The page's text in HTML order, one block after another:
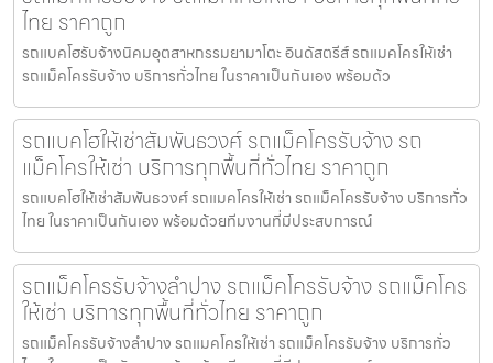
ไทย ราคาถูก
รถแบคโฮรับจ้างนิคมอุตสาหกรรมยามาโตะ อินดัสตรีส์ รถแมคโครให้เช่า
รถแม็คโครรับจ้าง บริการทั่วไทย ในราคาเป็นกันเอง พร้อมด้ว
รถแบคโฮให้เช่าสัมพันธวงศ์ รถแม็คโครรับจ้าง รถ
แม็คโครให้เช่า บริการทุกพื้นที่ทั่วไทย ราคาถูก
รถแบคโฮให้เช่าสัมพันธวงศ์ รถแมคโครให้เช่า รถแม็คโครรับจ้าง บริการทั่ว
ไทย ในราคาเป็นกันเอง พร้อมด้วยทีมงานที่มีประสบการณ์
รถแม็คโครรับจ้างลำปาง รถแม็คโครรับจ้าง รถแม็คโคร
ให้เช่า บริการทุกพื้นที่ทั่วไทย ราคาถูก
รถแม็คโครรับจ้างลำปาง รถแมคโครให้เช่า รถแม็คโครรับจ้าง บริการทั่ว